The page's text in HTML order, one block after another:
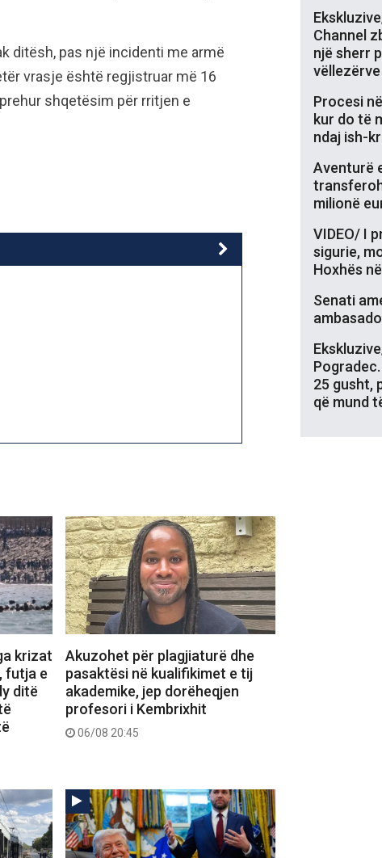
ditësh, pas një incidenti me armë
vrasje është regjistruar më 16
shqetësim për rritjen e
krizat
futja e
ditë
Akuzohet për plagjiaturë dhe
pasaktësi në kualifikimet e tij
akademike, jep dorëheqjen
profesori i Kembrixhit
06/08 20:45
Channel
një sherr
Procesi
kur do të
ndaj ish-
Aventurë
milionë
VIDEO/ I
sigurie,
Hoxhës
Senati
25 gusht,
që mund